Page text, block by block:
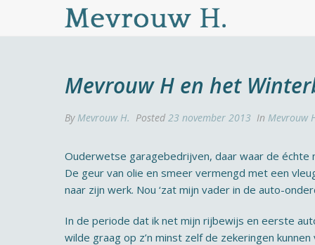
Mevrouw H en het
ByMevrouw H. Posted 23 november 2013 In Mevrouw
Ouderwetse garagebedrijven, daar waar de échte
De geur van olie en smeer vermengd met een
naar zijn werk. Nou ‘zat mijn vader in de auto-
In de periode dat ik net mijn rijbewijs en eerste
wilde graag op z’n minst zelf de zekeringen